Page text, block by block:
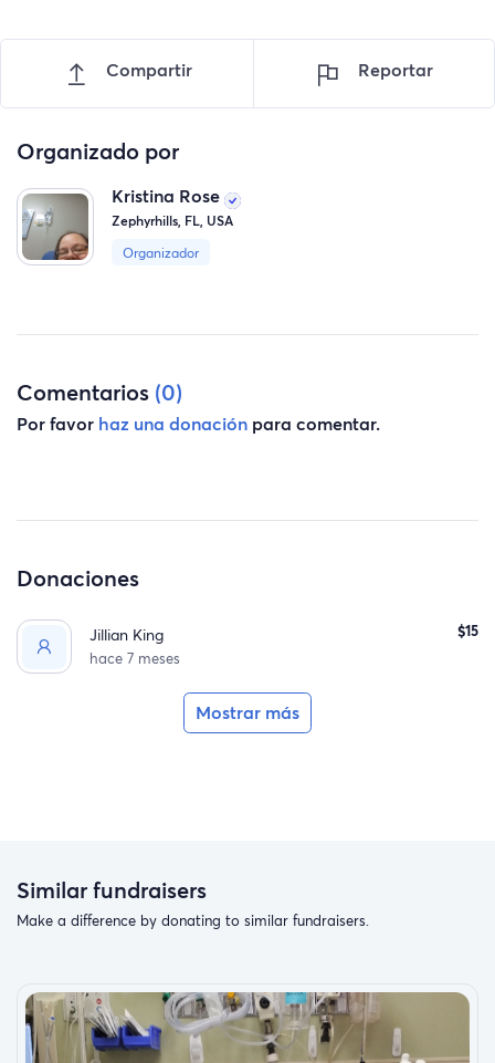
Compartir Reportar
Organizado por
Kristina Rose
Zephyrhills, FL, USA
Organizador
Comentarios (0)
Por favor haz una donación para comentar.
Donaciones
Jillian King
hace 7 meses
$15
Mostrar más
Similar fundraisers
Make a difference by donating to similar fundraisers.